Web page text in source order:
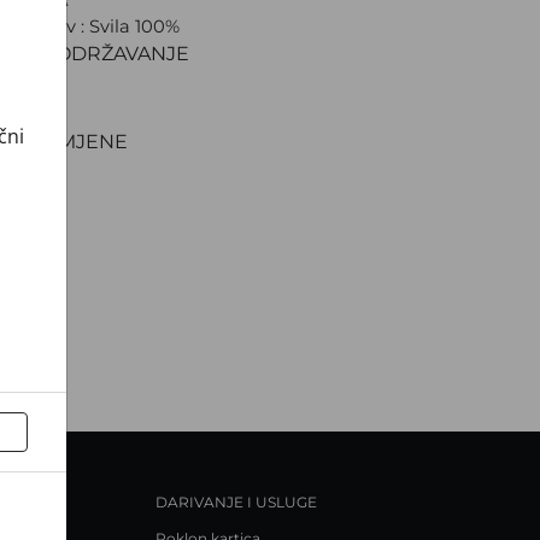
sastav : Svila 100%
I ODRŽAVANJE
I ZAMJENE
DARIVANJE I USLUGE